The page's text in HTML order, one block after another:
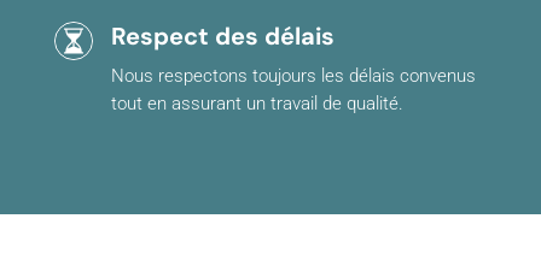
Respect des délais
Nous respectons toujours les délais convenus
tout en assurant un travail de qualité.